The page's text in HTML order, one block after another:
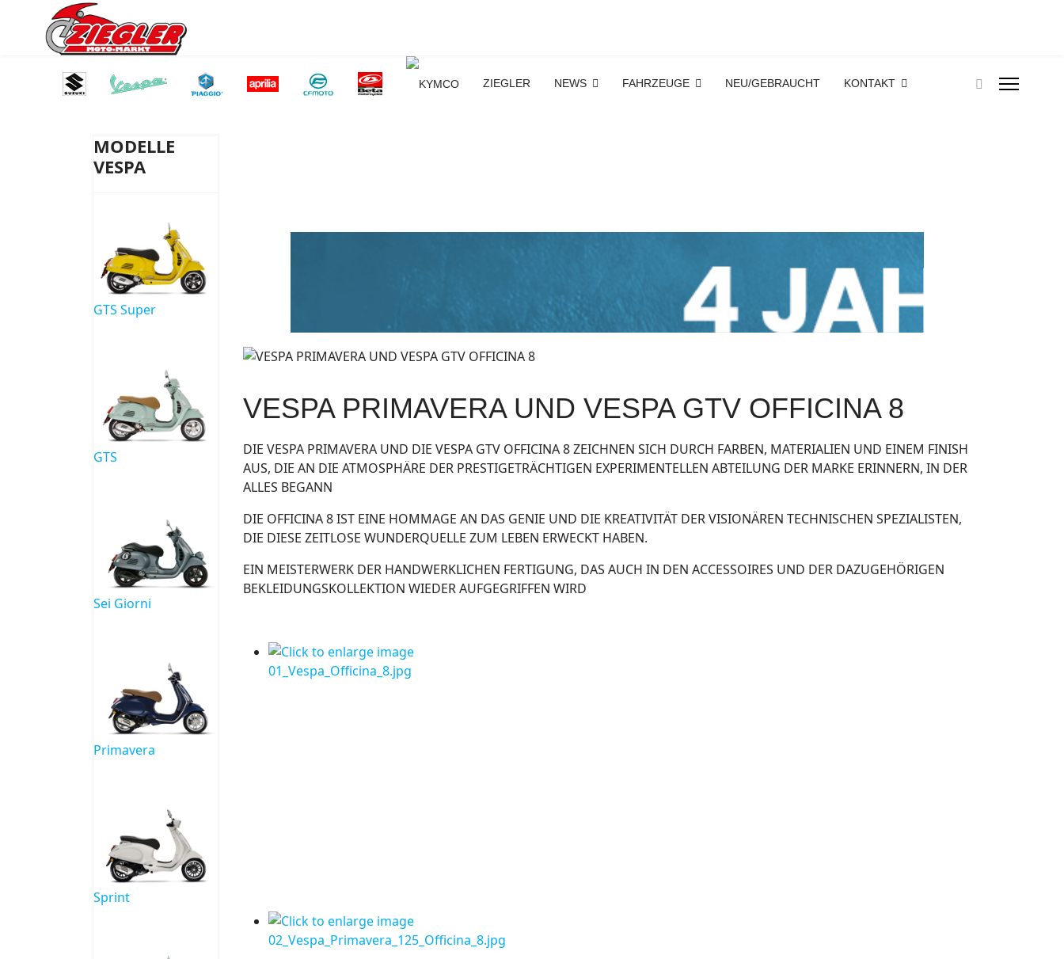
ZIEGLER NEWS FAHRZEUGE NEU/GEBRAUCHT KONTAKT
MODELLE
VESPA
GTS Super
GTS
Sei Giorni
Primavera
Sprint
VESPA PRIMAVERA UND VESPA GTV OFFICINA 8
DIE VESPA PRIMAVERA UND DIE VESPA GTV OFFICINA 8 ZEICHNEN SICH DURCH FARBEN, MATERIALIEN UND EINEM FINISH
AUS, DIE AN DIE ATMOSPHÄRE DER PRESTIGETRÄCHTIGEN EXPERIMENTELLEN ABTEILUNG DER MARKE ERINNERN, IN DER
ALLES BEGANN
DIE OFFICINA 8 IST EINE HOMMAGE AN DAS GENIE UND DIE KREATIVITÄT DER VISIONÄREN TECHNISCHEN SPEZIALISTEN,
DIE DIESE ZEITLOSE WUNDERQUELLE ZUM LEBEN ERWECKT HABEN.
EIN MEISTERWERK DER HANDWERKLICHEN FERTIGUNG, DAS AUCH IN DEN ACCESSOIRES UND DER DAZUGEHÖRIGEN
BEKLEIDUNGSKOLLEKTION WIEDER AUFGEGRIFFEN WIRD